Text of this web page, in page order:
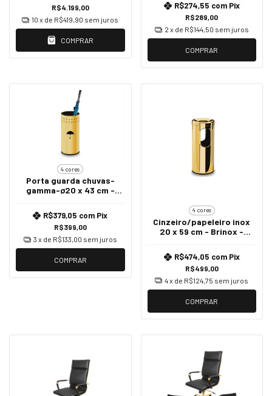
R$4.199,00
10 x de R$419,90 sem juros
COMPRAR
R$289,00
R$274,55 com Pix
2 x de R$144,50 sem juros
COMPRAR
4 cores
Porta guarda chuvas-
gamma-ø20 x 43 cm -
R$399,00
R$379,05 com Pix
3 x de R$133,00 sem juros
COMPRAR
4 cores
Cinzeiro/papeleiro inox
20 x 59 cm - Brinox -
R$499,00
R$474,05 com Pix
4x de R$124,75 sem juros
COMPRAR